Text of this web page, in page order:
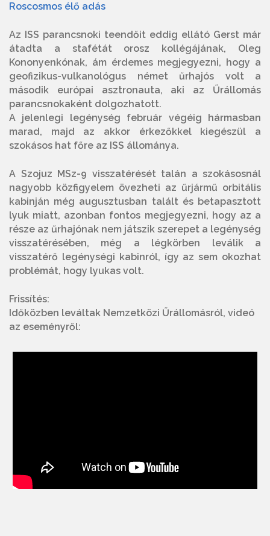
Roscosmos élő adás
Az ISS parancsnoki teendőit eddig ellátó Gerst már
átadta a stafétát orosz kollégájának, Oleg
Kononyenkónak, ám érdemes megjegyezni, hogy a
geofizikus-vulkanológus német űrhajós volt a
második európai asztronauta, aki az Űrállomás
parancsnokaként dolgozhatott.
A jelenlegi legénység február végéig hármasban
marad, majd az akkor érkezőkkel kiegészül a
szokásos hat főre az ISS állománya.
A Szojuz MSz-9 visszatérését talán a szokásosnál
nagyobb közfigyelem övezheti az űrjármű orbitális
kabinján még augusztusban talált és betapasztott
lyuk miatt, azonban fontos megjegyezni, hogy az a
része az űrhajónak nem játszik szerepet a legénység
visszatérésében, még a légkörben leválik a
visszatérő legénységi kabinról, így az sem okozhat
problémát, hogy lyukas volt.
Frissítés:
Időközben leváltak Nemzetközi Űrállomásról, videó
az eseményről: